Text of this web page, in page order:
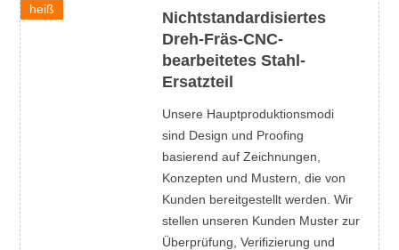
heiß
Nichtstandardisiertes
Dreh-Fräs-CNC-
bearbeitetes Stahl-
Ersatzteil
Unsere Hauptproduktionsmodi
sind Design und Proofing
basierend auf Zeichnungen,
Konzepten und Mustern, die von
Kunden bereitgestellt werden. Wir
stellen unseren Kunden Muster zur
Überprüfung, Verifizierung und